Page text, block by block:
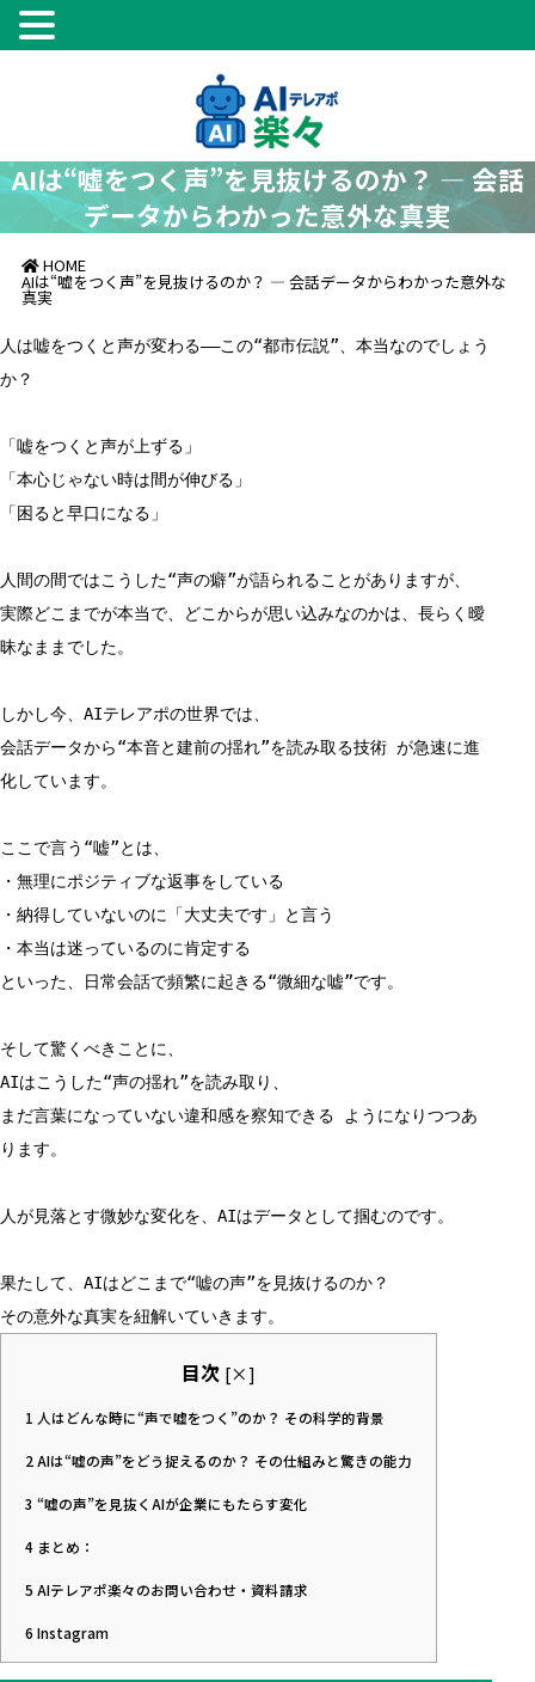
AIは“嘘をつく声”を見抜けるのか？ ― 会話
データからわかった意外な真実
HOME
AIは“嘘をつく声”を見抜けるのか？ ― 会話データからわかった意外な
真実
人は嘘をつくと声が変わる――この“都市伝説”、本当なのでしょう
か？
「嘘をつくと声が上ずる」
「本心じゃない時は間が伸びる」
「困ると早口になる」
人間の間ではこうした“声の癖”が語られることがありますが、
実際どこまでが本当で、どこからが思い込みなのかは、長らく曖
昧なままでした。
しかし今、AIテレアポの世界では、
会話データから“本音と建前の揺れ”を読み取る技術 が急速に進
化しています。
ここで言う“嘘”とは、
・無理にポジティブな返事をしている
・納得していないのに「大丈夫です」と言う
・本当は迷っているのに肯定する
といった、日常会話で頻繁に起きる“微細な嘘”です。
そして驚くべきことに、
AIはこうした“声の揺れ”を読み取り、
まだ言葉になっていない違和感を察知できる ようになりつつあ
ります。
人が見落とす微妙な変化を、AIはデータとして掴むのです。
果たして、AIはどこまで“嘘の声”を見抜けるのか？
その意外な真実を紐解いていきます。
目次 [×]
1 人はどんな時に“声で嘘をつく”のか？ その科学的背景
2AIは“嘘の声”をどう捉えるのか？ その仕組みと驚きの能力
3 “嘘の声”を見抜くAIが企業にもたらす変化
4 まとめ：
5 AIテレアポ楽々のお問い合わせ・資料請求
6 Instagram